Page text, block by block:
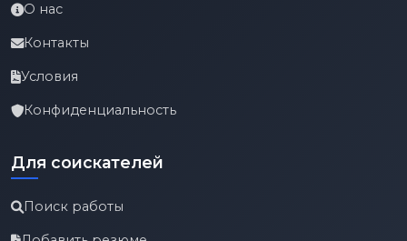
О нас
Контакты
Условия
Конфиденциальность
Для соискателей
Поиск работы